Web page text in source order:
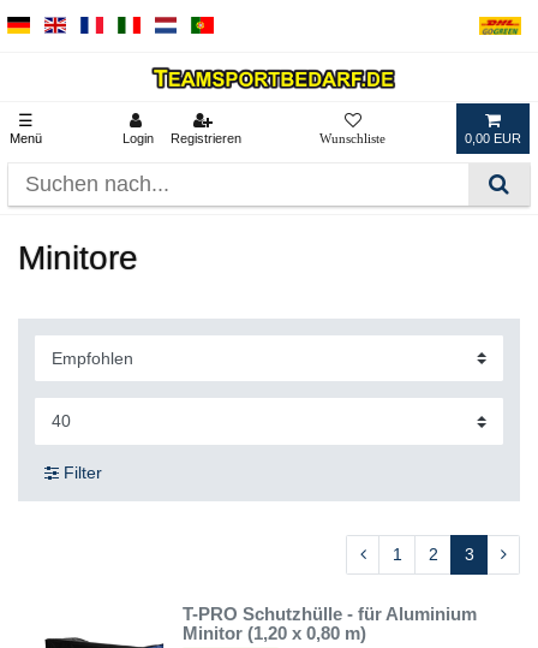
☰
Menü Login Registrieren 0,00 EUR
Minitore
Filter
1 2 3
T-PRO Schutzhülle - für Aluminium
Minitor (1,20 x 0,80 m)